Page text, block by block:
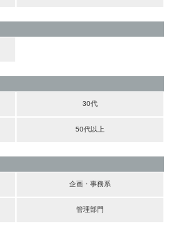
30代
50代以上
企画・事務系
管理部門